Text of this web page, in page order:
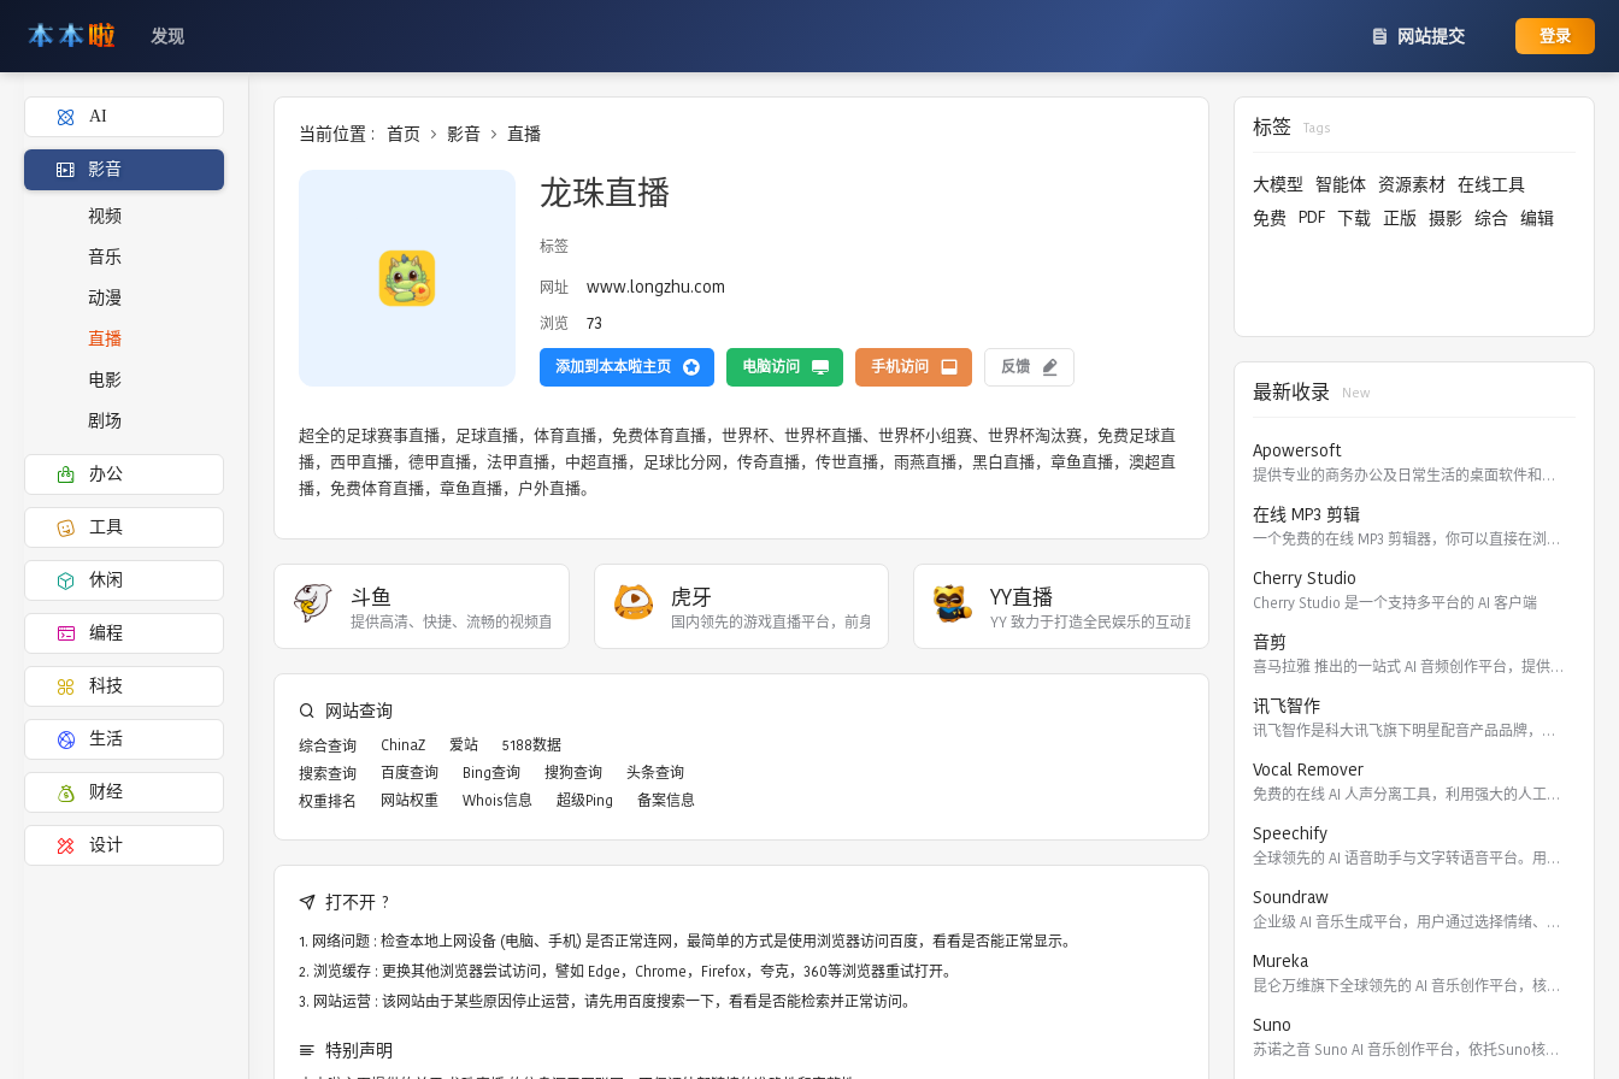
发现 网站提交 登录
AI
影音
视频
音乐
动漫
直播
电影
剧场
办公
工具
休闲
编程
科技
生活
财经
设计
当前位置 : 首页 影音 直播
龙珠直播
标签
网址
www.longzhu.com
浏览 73
添加到本本啦主页 电脑访问 手机访问 反馈
超全的足球赛事直播，足球直播，体育直播，免费体育直播，世界杯、世界杯直播、世界杯小组赛、世界杯淘汰赛，免费足球直
播，西甲直播，德甲直播，法甲直播，中超直播，足球比分网，传奇直播，传世直播，雨燕直播，黑白直播，章鱼直播，澳超直
播，免费体育直播，章鱼直播，户外直播。
斗鱼
提供高清、快捷、流畅的视频直播和游戏赛事直播服务，
虎牙
国内领先的游戏直播平台，前身为YY游戏直播，201
YY直播
YY 致力于打造全民娱乐的互动直播平台，以多样的美
网站查询
综合查询 ChinaZ 爱站
5188数据
搜索查询
百度查询 Bing查询 搜狗查询
头条查询
权重排名
网站权重 Whois信息 超级Ping 备案信息
打不开 ?
网络问题 : 检查本地上网设备 (电脑、手机) 是否正常连网，最简单的方式是使用浏览器访问百度，看看是否能正常显示。
浏览缓存 : 更换其他浏览器尝试访问，譬如 Edge，Chrome，Firefox，夸克，360等浏览器重试打开。
网站运营 : 该网站由于某些原因停止运营，请先用百度搜索一下，看看是否能检索并正常访问。
特别声明
标签 Tags
大模型 智能体 资源素材 在线工具
免费 PDF 下载 正版 摄影 综合 编辑
最新收录 New
Apowersoft
提供专业的商务办公及日常生活的桌面软件和在线应用。 软件涵盖
在线 MP3 剪辑
一个免费的在线 MP3 剪辑器，你可以直接在浏览器里剪切，裁
Cherry Studio
Cherry Studio 是一个支持多平台的 AI 客户端
音剪
喜马拉雅 推出的一站式 AI 音频创作平台，提供云端协作、3
讯飞智作
讯飞智作是科大讯飞旗下明星配音产品品牌，提供合成配音软件、真
Vocal Remover
免费的在线 AI 人声分离工具，利用强大的人工智能算法将歌曲
Speechify
全球领先的 AI 语音助手与文字转语音平台。用户可通过 Ch
Soundraw
企业级 AI 音乐生成平台，用户通过选择情绪、流派、乐器及长
Mureka
昆仑万维旗下全球领先的 AI 音乐创作平台，核心模型包括全球
Suno
苏诺之音 Suno AI 音乐创作平台，依托Suno核心模型